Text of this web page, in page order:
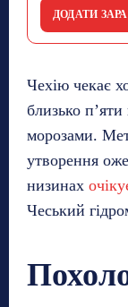
ДОДАТИ
Чехію чекає
близько
морозами.
утворення
низинах
Чеський